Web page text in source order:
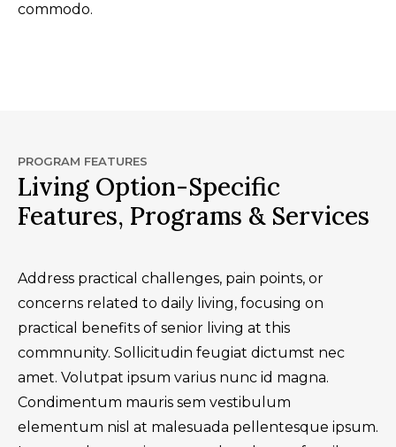
commodo.
PROGRAM FEATURES
Living Option-Specific
Features, Programs & Services
Address practical challenges, pain points, or
concerns related to daily living, focusing on
practical benefits of senior living at this
commnunity. Sollicitudin feugiat dictumst nec
amet. Volutpat ipsum varius nunc id magna.
Condimentum mauris sem vestibulum
elementum nisl at malesuada pellentesque ipsum.